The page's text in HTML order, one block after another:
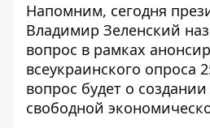
Напомним, сегодня
Владимир Зеленский
вопрос в рамках
всеукраинского опроса
вопрос будет о
свободной